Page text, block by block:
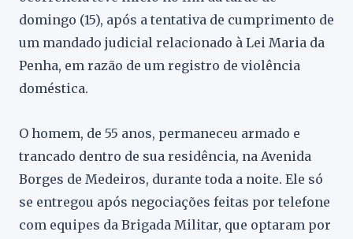
domingo (15), após a tentativa de cumprimento de
um mandado judicial relacionado à Lei Maria da
Penha, em razão de um registro de violência
doméstica.
O homem, de 55 anos, permaneceu armado e
trancado dentro de sua residência, na Avenida
Borges de Medeiros, durante toda a noite. Ele só
se entregou após negociações feitas por telefone
com equipes da Brigada Militar, que optaram por